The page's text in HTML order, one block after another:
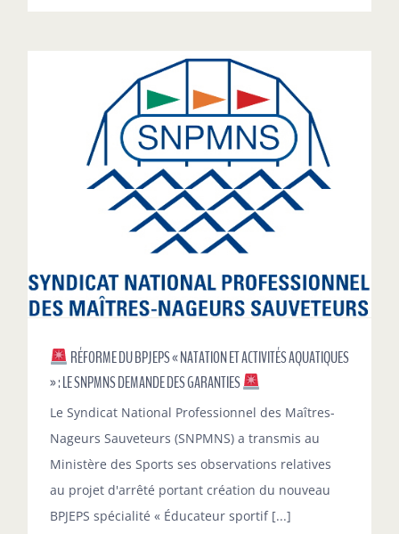
RÉFORME DU BPJEPS « NATATION ET ACTIVITÉS AQUATIQUES
» : LE SNPMNS DEMANDE DES GARANTIES
Le Syndicat National Professionnel des Maîtres-
Nageurs Sauveteurs (SNPMNS) a transmis au
Ministère des Sports ses observations relatives
au projet d'arrêté portant création du nouveau
BPJEPS spécialité « Éducateur sportif [...]